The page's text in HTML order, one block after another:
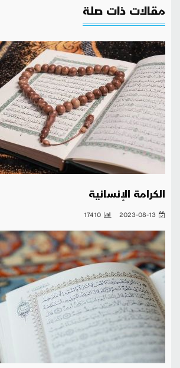
مقالات ذات صلة
الكرامة الإنسانية
2023-08-13
17410